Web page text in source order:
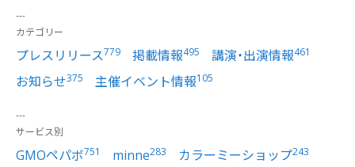
カテゴリー
プレスリリース779 掲載情報495 講演・出演情報461
お知らせ375 主催イベント情報105
サービス別
GMOペパボ751 minne283 カラーミーショップ243